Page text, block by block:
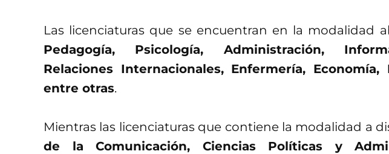
Las licenciaturas que se encuentran en la modalidad
Pedagogía, Psicología, Administración,
Relaciones Internacionales, Enfermería,
entre otras.
Mientras las licenciaturas que contiene la modalidad a
de la Comunicación, Ciencias Políticas y